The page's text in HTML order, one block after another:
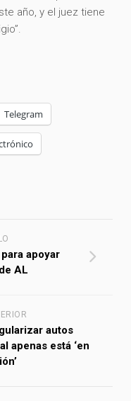
año, y el juez tiene
Telegram
apoyar
AL
autos
apenas está ‘en